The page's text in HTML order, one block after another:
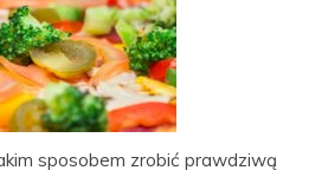
sposobem zrobić prawdziwą